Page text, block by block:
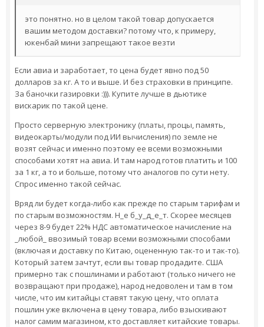
это понятно. но в целом такой товар допускается
вашим методом доставки? потому что, к примеру,
юкенбай мини запрещают такое везти
Если авиа и заработает, то цена будет явно под 50
долларов за кг. А то и выше. И без страховки в принципе.
За баночки газировки :))). Купите лучше в дьютике
вискарик по такой цене.
Просто серверную электронику (платы, процы, память,
видеокарты/модули под ИИ вычисления) по земле не
возят сейчас и именно поэтому ее всеми возможными
способами хотят на авиа. И там народ готов платить и 100
за 1 кг, а то и больше, потому что аналогов по сути нету.
Спрос именно такой сейчас.
Вряд ли будет когда-либо как прежде по старым тарифам и
по старым возможностям. Н_е б_у_д_е_т. Скорее месяцев
через 8-9 будет 22% НДС автоматическое начисление на
_любой_ ввозимый товар всеми возможными способами
(включая и доставку по Китаю, оцененную так-то и так-то).
Который затем зачтут, если вы товар продадите. США
примерно так с пошлинами и работают (только ничего не
возвращают при продаже), народ недоволен и там в том
числе, что им китайцы ставят такую цену, что оплата
пошлин уже включена в цену товара, либо взыскивают
налог самим магазином, кто доставляет китайские товары.